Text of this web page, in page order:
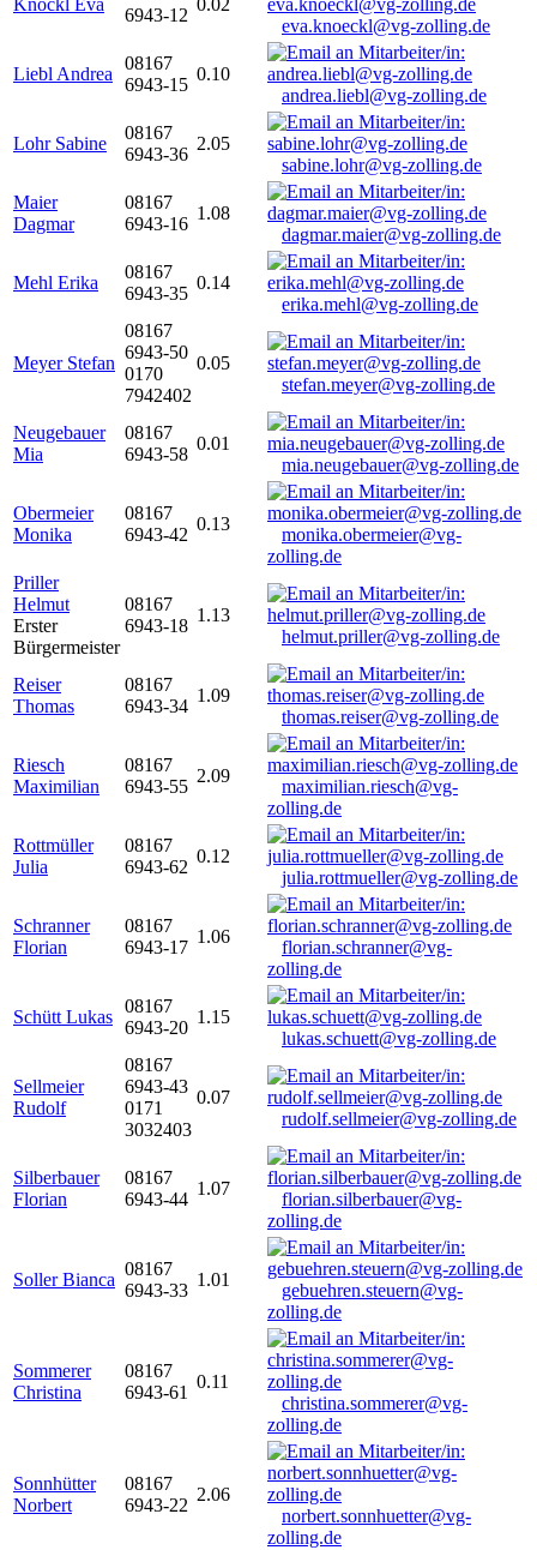
Knöckl Eva
6943-12
0.02
eva.knoeckl@vg-zolling.de
Liebl Andrea
08167
6943-15
0.10
andrea.liebl@vg-zolling.de
Lohr Sabine
08167
6943-36
2.05
sabine.lohr@vg-zolling.de
Maier
Dagmar
08167
6943-16
1.08
dagmar.maier@vg-zolling.de
Mehl Erika
08167
6943-35
0.14
erika.mehl@vg-zolling.de
Meyer Stefan
08167
6943-50
0170
7942402
0.05
stefan.meyer@vg-zolling.de
Neugebauer
Mia
08167
6943-58
0.01
mia.neugebauer@vg-zolling.de
Obermeier
Monika
08167
6943-42
0.13
monika.obermeier@vg-
zolling.de
Priller
Helmut
Erster
Bürgermeister
08167
6943-18
1.13
helmut.priller@vg-zolling.de
Reiser
Thomas
08167
6943-34
1.09
thomas.reiser@vg-zolling.de
Riesch
Maximilian
08167
6943-55
2.09
maximilian.riesch@vg-
zolling.de
Rottmüller
Julia
08167
6943-62
0.12
julia.rottmueller@vg-zolling.de
Schranner
Florian
08167
6943-17
1.06
florian.schranner@vg-
zolling.de
Schütt Lukas
08167
6943-20
1.15
lukas.schuett@vg-zolling.de
Sellmeier
Rudolf
08167
6943-43
0171
3032403
0.07
rudolf.sellmeier@vg-zolling.de
Silberbauer
Florian
08167
6943-44
1.07
florian.silberbauer@vg-
zolling.de
Soller Bianca
08167
6943-33
1.01
gebuehren.steuern@vg-
zolling.de
Sommerer
Christina
08167
6943-61
0.11
christina.sommerer@vg-
zolling.de
Sonnhütter
Norbert
08167
6943-22
2.06
norbert.sonnhuetter@vg-
zolling.de